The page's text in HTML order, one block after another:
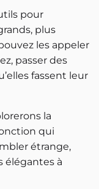
pour
plus
les appeler
passer des
fassent leur
la
qui
étrange,
élégantes à